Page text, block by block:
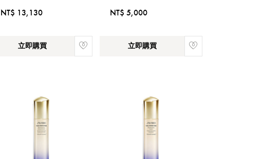
NT$ 13,130
立即購買
NT$ 5,000
立即購買